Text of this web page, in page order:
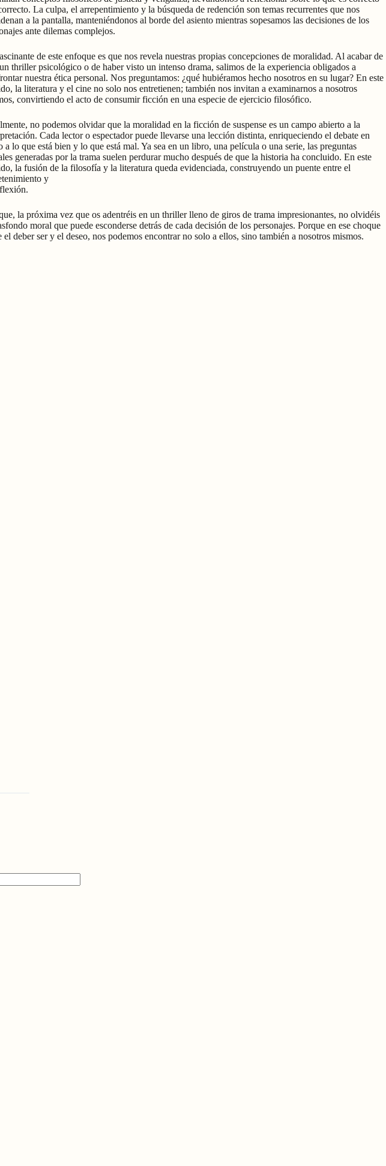
La culpa, el arrepentimiento y la búsqueda de redención son temas recurrentes que nos
a la pantalla, manteniéndonos al borde del asiento mientras sopesamos las decisiones de los
ante dilemas complejos.
de este enfoque es que nos revela nuestras propias concepciones de moralidad. Al acabar de
thriller psicológico o de haber visto un intenso drama, salimos de la experiencia obligados a
nuestra ética personal. Nos preguntamos: ¿qué hubiéramos hecho nosotros en su lugar? En este
la literatura y el cine no solo nos entretienen; también nos invitan a examinarnos a nosotros
convirtiendo el acto de consumir ficción en una especie de ejercicio filosófico.
no podemos olvidar que la moralidad en la ficción de suspense es un campo abierto a la
Cada lector o espectador puede llevarse una lección distinta, enriqueciendo el debate en
a lo que está bien y lo que está mal. Ya sea en un libro, una película o una serie, las preguntas
generadas por la trama suelen perdurar mucho después de que la historia ha concluido. En este
la fusión de la filosofía y la literatura queda evidenciada, construyendo un puente entre el
y
la próxima vez que os adentréis en un thriller lleno de giros de trama impresionantes, no olvidéis
moral que puede esconderse detrás de cada decisión de los personajes. Porque en ese choque
el deber ser y el deseo, nos podemos encontrar no solo a ellos, sino también a nosotros mismos.